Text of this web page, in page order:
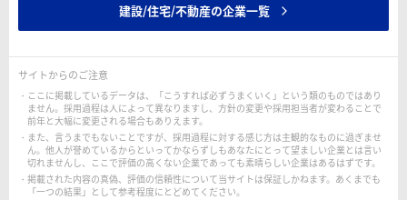
建設/住宅/不動産の企業一覧
サイトからのご注意
ここに掲載しているデータは、「こうすれば必ずうまくいく」という類のものではあり
ません。採用過程は人によって異なりますし、方針の変更や採用担当者が変わることで
前年と大幅に変更される場合もありえます。
また、言うまでもないことですが、採用過程に対する感じ方は主観的なものに過ぎませ
ん。他人が誉めているからといってかならずしもあなたにとって望ましい企業とは言い
切れませんし、ここで評価の高くない企業であっても素晴らしい企業はあるはずです。
掲載された内容の真偽、評価の信頼性について当サイトは保証しかねます。あくまでも
「一つの結果」として参考程度にとどめてください。